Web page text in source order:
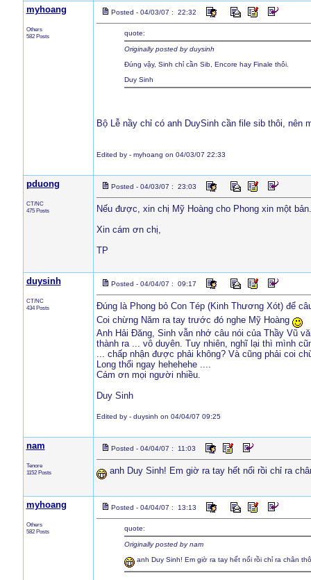
myhoang
Others
582 Posts
Posted - 04/03/07 : 22:32
quote:
Originally posted by duysinh
Đúng vậy, Sinh chỉ cần Sib, Encore hay Finale thôi.
Duy Sinh
Bộ Lễ nầy chỉ có anh DuySinh cần file sib thôi, nên
Edited by - myhoang on 04/03/07 22:33
pduong
CT/NC
475 Posts
Posted - 04/03/07 : 23:03
Nếu được, xin chị Mỹ Hoàng cho Phong xin một bản.
Xin cám ơn chị,
TP
duysinh
CT/NC
434 Posts
Posted - 04/04/07 : 09:17
Đúng là Phong bỏ Con Tép (Kinh Thương Xót) để
Coi chừng Năm ra tay trước đó nghe Mỹ Hoàng
Anh Hải Đăng, Sinh vẫn nhớ câu nói của Thầy Vũ
thành ra ... vô duyên. Tuy nhiên, nghĩ lại thì mình
... chấp nhận được phải không? Và cũng phải coi
Long thổi ngay hehehehe ....
Cám ơn mọi người nhiều.
Duy Sinh
Edited by - duysinh on 04/04/07 09:25
nam
Tenore
1152 Posts
Posted - 04/04/07 : 11:03
anh Duy Sinh! Em giờ ra tay hết nổi rồi chỉ ra
myhoang
Others
582 Posts
Posted - 04/04/07 : 13:13
quote:
Originally posted by nam
anh Duy Sinh! Em giờ ra tay hết nổi rồi chỉ ra chân